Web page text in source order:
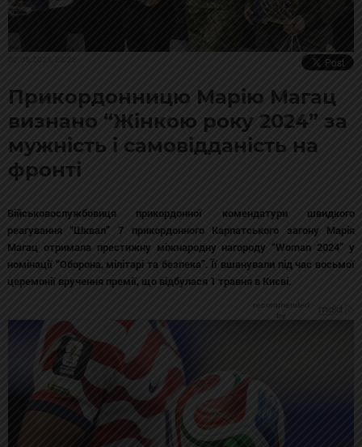
Прикордонницю Марію Магац
визнано “Жінкою року 2024” за
мужність і самовідданість на
фронті
Військовослужбовиця прикордонної комендатури швидкого
реагування “Шквал” 7 прикордонного Карпатського загону Марія
Магац отримала престижну міжнародну нагороду “Woman 2024” у
номінації “Оборона, мілітарі та безпека”. Її вшанували під час восьмої
церемонії вручення премії, що відбулася 1 травня в Києві.